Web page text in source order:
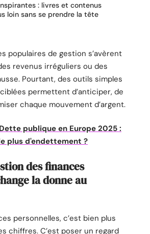
: livres et contenus
loin sans se prendre la tête
populaires de gestion s’avèrent
revenus irréguliers ou des
Pourtant, des outils simples
permettent d’anticiper, de
chaque mouvement d’argent.
Dette publique en Europe 2025 :
plus d'endettement ?
des finances
la donne au
personnelles, c’est bien plus
chiffres. C’est poser un regard